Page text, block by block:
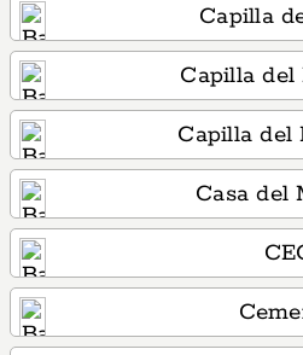
Capilla
Capilla del
Capilla del
Casa del